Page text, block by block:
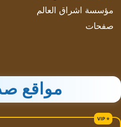
مؤسسة اشراق العالم
صفحات
مواقع